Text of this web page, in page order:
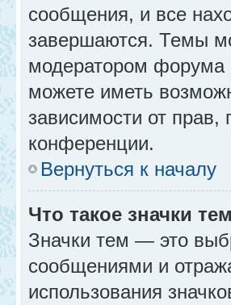
сообщения, и все
завершаются. Темы
модератором форума
можете иметь
зависимости от
конференции.
Вернуться к началу
Что такое значки
Значки тем — это
сообщениями и
использования